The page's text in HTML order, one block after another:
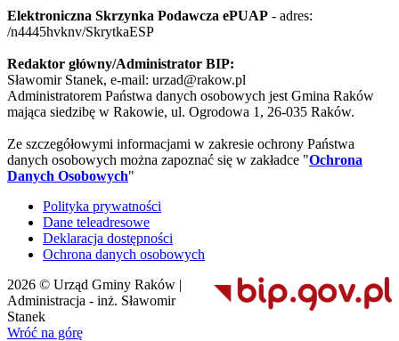
Elektroniczna Skrzynka Podawcza ePUAP - adres:
/n4445hvknv/SkrytkaESP
Redaktor główny/Administrator BIP:
Sławomir Stanek, e-mail: urzad@rakow.pl
Administratorem Państwa danych osobowych jest Gmina Raków
mająca siedzibę w Rakowie, ul. Ogrodowa 1, 26-035 Raków.
Ze szczegółowymi informacjami w zakresie ochrony Państwa
danych osobowych można zapoznać się w zakładce "Ochrona
Danych Osobowych"
Polityka prywatności
Dane teleadresowe
Deklaracja dostępności
Ochrona danych osobowych
2026 © Urząd Gminy Raków |
Administracja - inż. Sławomir
Stanek
Wróć na górę